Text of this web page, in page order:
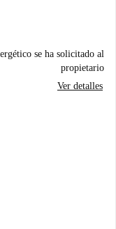
se ha solicitado al
propietario
Ver detalles